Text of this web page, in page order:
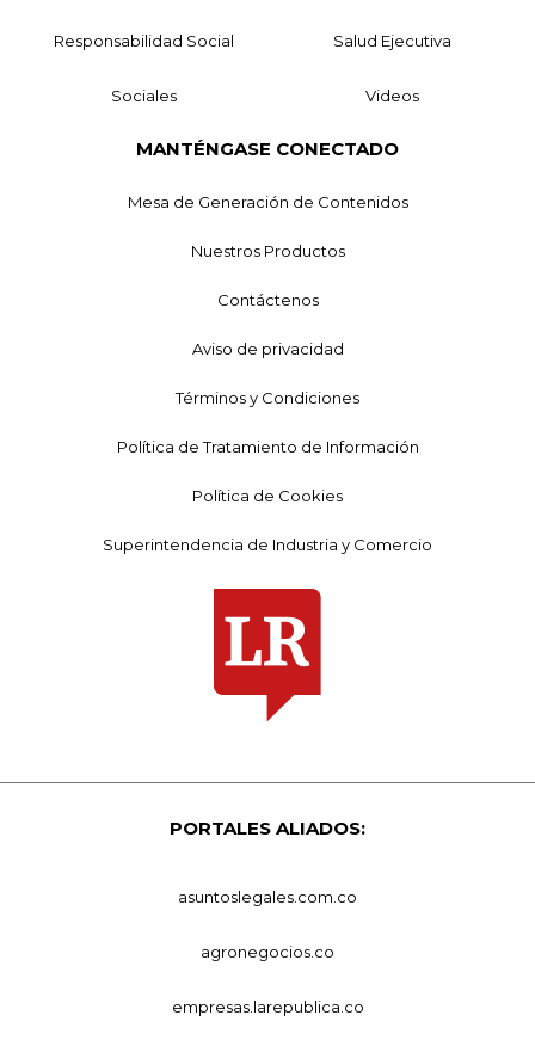
Responsabilidad Social Salud Ejecutiva
Sociales Videos
MANTÉNGASE CONECTADO
Mesa de Generación de Contenidos
Nuestros Productos
Contáctenos
Aviso de privacidad
Términos y Condiciones
Política de Tratamiento de Información
Política de Cookies
Superintendencia de Industria y Comercio
PORTALES ALIADOS:
asuntoslegales.com.co
agronegocios.co
empresas.larepublica.co